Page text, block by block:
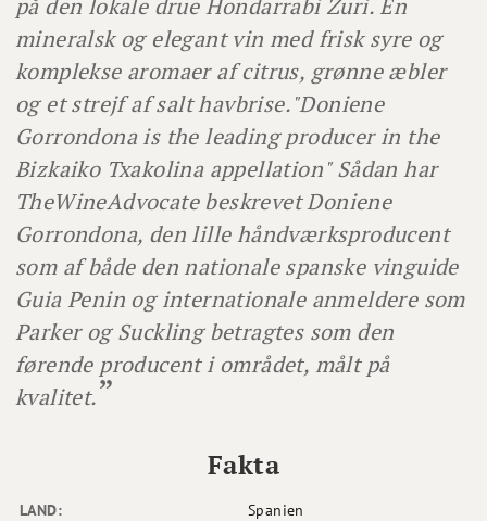
mineralsk og elegant vin med frisk syre og
komplekse aromaer af citrus, grønne æbler
og et strejf af salt havbrise."Doniene
Gorrondona is the leading producer in the
Bizkaiko Txakolina appellation" Sådan har
TheWineAdvocate beskrevet Doniene
Gorrondona, den lille håndværksproducent
som af både den nationale spanske vinguide
Guia Penin og internationale anmeldere som
Parker og Suckling betragtes som den
førende producent i området, målt på
kvalitet.
LAND:
Spanien
Fakta